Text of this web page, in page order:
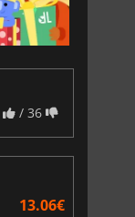
/ 36
13.06€